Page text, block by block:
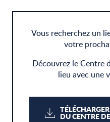
Vous recherchez un
votre
Découvrez le Centre
lieu avec une
DU CENTRE